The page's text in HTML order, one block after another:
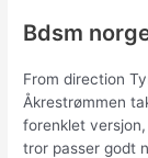
Bdsm
From direction
Åkrestrømmen
forenklet
tror passer godt